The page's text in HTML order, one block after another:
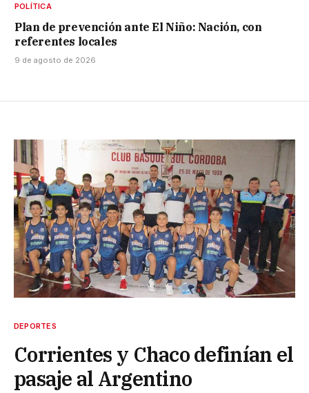
POLÍTICA
Plan de prevención ante El Niño: Nación, con
referentes locales
9 de agosto de 2026
DEPORTES
Corrientes y Chaco definían el
pasaje al Argentino